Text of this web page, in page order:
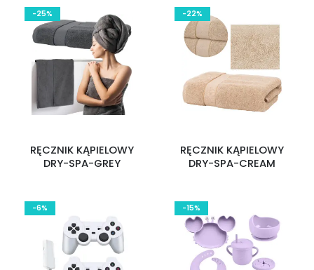
-25%
RĘCZNIK KĄPIELOWY
DRY-SPA-GREY
-22%
RĘCZNIK KĄPIELOWY
DRY-SPA-CREAM
-6% -15%